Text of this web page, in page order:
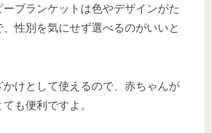
ーブランケットは色やデザインがた
、性別を気にせず選べるのがいいと
かけとして使えるので、赤ちゃんが
も便利ですよ。